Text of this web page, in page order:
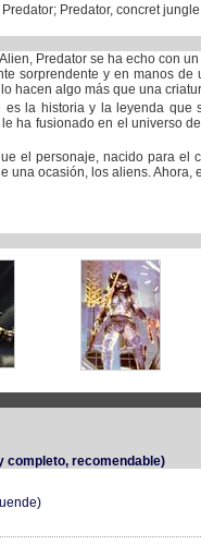
Predator, concret
Predator se ha echo con
sorprendente y en manos
hacen algo más que una
es la historia y la leyenda
ha fusionado en el universo
el personaje, nacido para el
una ocasión, los aliens. Ahora,
completo, recomendable)